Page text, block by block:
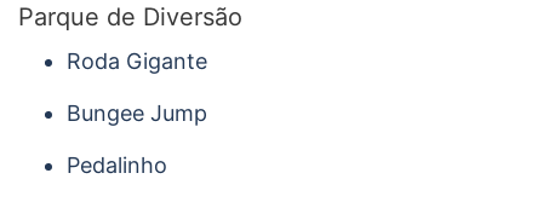
Parque de Diversão
Roda Gigante
Bungee Jump
Pedalinho